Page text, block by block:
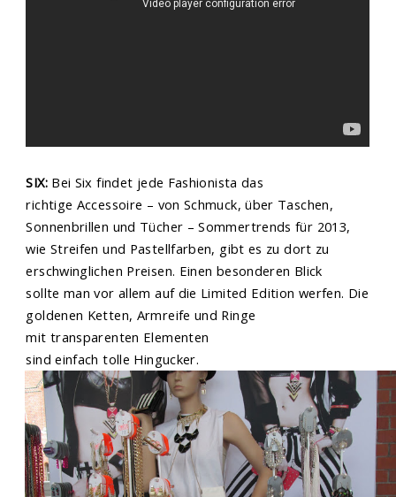
SIX:Bei Six findet jede Fashionista das
richtige Accessoire – von Schmuck, über Taschen,
Sonnenbrillen und Tücher – Sommertrends für 2013,
wie Streifen und Pastellfarben, gibt es zu dort zu
erschwinglichen Preisen. Einen besonderen Blick
sollte man vor allem auf die Limited Edition werfen. Die
goldenen Ketten, Armreife und Ringe
mit transparenten Elementen
sind einfach tolle Hingucker.